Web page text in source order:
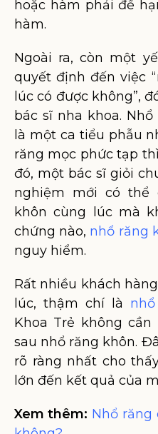
hoặc hàm phải để
hàm.
Ngoài ra, còn một
quyết định đến việc
lúc có được không”,
bác sĩ nha khoa.
là một ca tiểu phẫu
răng mọc phức tạp
đó, một bác sĩ giỏi
nghiệm mới có thể
khôn cùng lúc mà
chứng nào, nhổ răng
nguy hiểm.
Rất nhiều khách
lúc, thậm chí là
Khoa Trẻ không
sau nhổ răng khôn.
rõ ràng nhất cho
lớn đến kết quả của
Xem thêm: Nhổ răng